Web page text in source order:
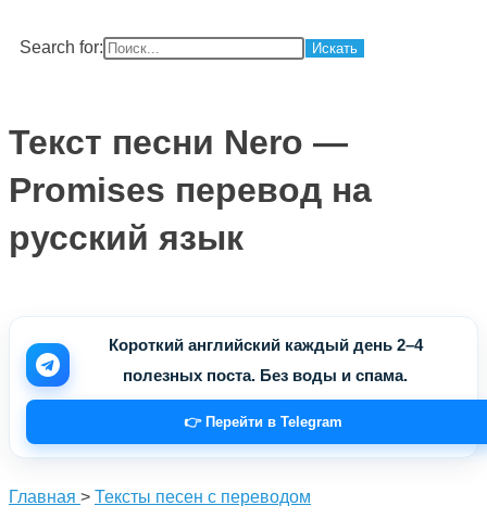
сайте
Search for:
Текст песни Nero —
Promises перевод на
русский язык
Короткий английский каждый день 2–4
полезных поста. Без воды и спама.
👉 Перейти в Telegram
Главная > Тексты песен с переводом